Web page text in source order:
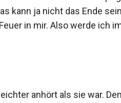
kann ja nicht das Ende
in mir. Also werde ich
anhört als sie war.